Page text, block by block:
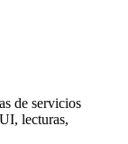
de servicios
lecturas,